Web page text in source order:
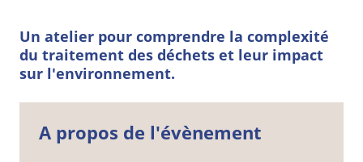
Un atelier pour comprendre la complexité
du traitement des déchets et leur impact
sur l'environnement.
A propos de l'évènement